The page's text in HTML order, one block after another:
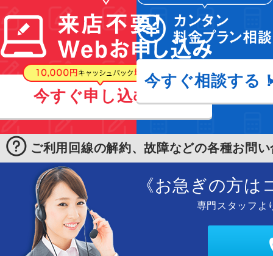
今すぐ申し込む！
今すぐ相談する
ご利用回線の解約、故障などの各種お問
《お急ぎの方
専門スタッフよ